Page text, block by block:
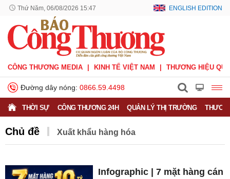
Thứ Năm, 06/08/2026 15:47 ENGLISH EDITION
CÔNG THƯƠNG MEDIA KINH TẾ VIỆT NAM THƯƠNG HIỆU
Đường dây nóng: 0866.59.4498
THỜI SỰ CÔNG THƯƠNG 24H QUẢN LÝ THỊ TRƯỜNG
Chủ đề Xuất khẩu hàng hóa
Infographic | 7 mặt hàng cán